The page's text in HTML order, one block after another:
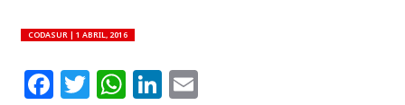
CODASUR | 1 ABRIL, 2016
Facebook
Twitter
WhatsApp
LinkedIn
Email